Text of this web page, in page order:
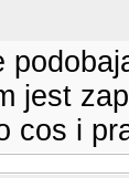
jest
cos i